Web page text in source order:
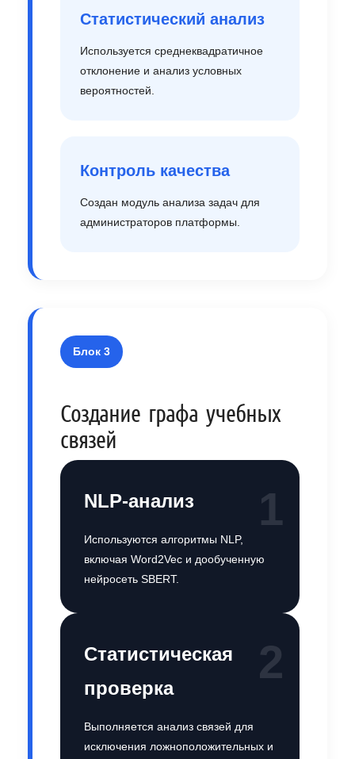
Статистический анализ
Используется среднеквадратичное
отклонение и анализ условных
вероятностей.
Контроль качества
Создан модуль анализа задач для
администраторов платформы.
Блок 3
Создание графа учебных
связей
1
NLP-анализ
Используются алгоритмы NLP,
включая Word2Vec и дообученную
нейросеть SBERT.
2
Статистическая
проверка
Выполняется анализ связей для
исключения ложноположительных и